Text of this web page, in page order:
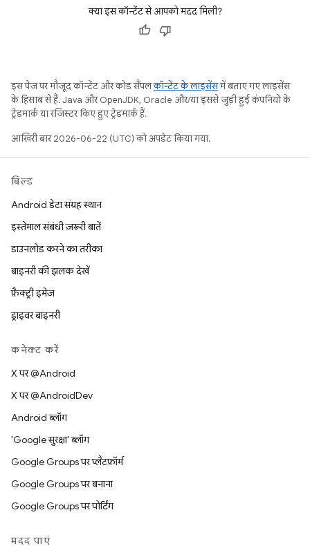
क्या इस कॉन्टेंट से आपको मदद मिली?
इस पेज पर मौजूद कॉन्टेंट और कोड सैंपलकॉन्टेंट के लाइसेंसमें बताए गए लाइसेंस
के हिसाब से हैं. Java और OpenJDK, Oracle और/या इससे जुड़ी हुई कंपनियों के
ट्रेडमार्क या रजिस्टर किए हुए ट्रेडमार्क हैं.
आखिरी बार 2026-06-22 (UTC) को अपडेट किया गया.
बिल्ड
Android डेटा संग्रह स्थान
इस्तेमाल संबंधी ज़रूरी बातें
डाउनलोड करने का तरीका
बाइनरी की झलक देखें
फ़ैक्ट्री इमेज
ड्राइवर बाइनरी
कनेक्ट करें
X पर @Android
X पर @AndroidDev
Android ब्लॉग
'Google सुरक्षा' ब्लॉग
Google Groups पर प्लैटफ़ॉर्म
Google Groups पर बनाना
Google Groups पर पोर्टिंग
मदद पाएं